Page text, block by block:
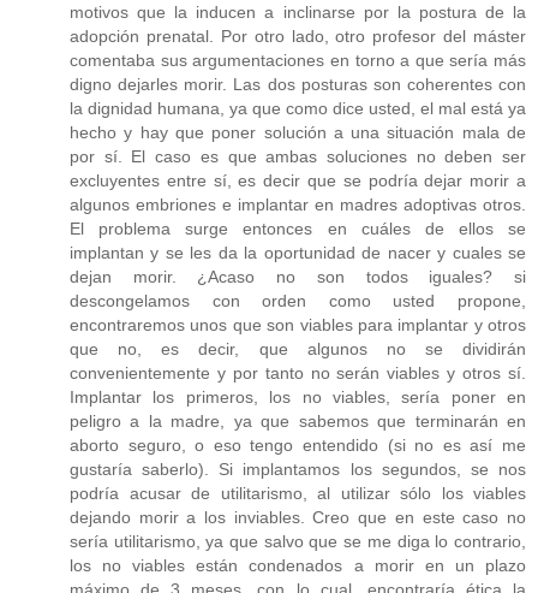
motivos que la inducen a inclinarse por la postura de la
adopción prenatal. Por otro lado, otro profesor del máster
comentaba sus argumentaciones en torno a que sería más
digno dejarles morir. Las dos posturas son coherentes con
la dignidad humana, ya que como dice usted, el mal está ya
hecho y hay que poner solución a una situación mala de
por sí. El caso es que ambas soluciones no deben ser
excluyentes entre sí, es decir que se podría dejar morir a
algunos embriones e implantar en madres adoptivas otros.
El problema surge entonces en cuáles de ellos se
implantan y se les da la oportunidad de nacer y cuales se
dejan morir. ¿Acaso no son todos iguales? si
descongelamos con orden como usted propone,
encontraremos unos que son viables para implantar y otros
que no, es decir, que algunos no se dividirán
convenientemente y por tanto no serán viables y otros sí.
Implantar los primeros, los no viables, sería poner en
peligro a la madre, ya que sabemos que terminarán en
aborto seguro, o eso tengo entendido (si no es así me
gustaría saberlo). Si implantamos los segundos, se nos
podría acusar de utilitarismo, al utilizar sólo los viables
dejando morir a los inviables. Creo que en este caso no
sería utilitarismo, ya que salvo que se me diga lo contrario,
los no viables están condenados a morir en un plazo